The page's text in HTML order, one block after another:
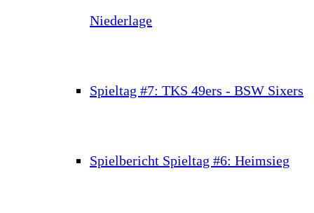
Niederlage
Spieltag #7: TKS 49ers - BSW Sixers
Spielbericht Spieltag #6: Heimsieg